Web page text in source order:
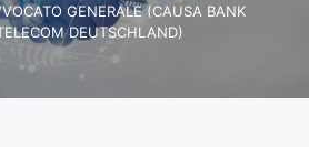
GENERALE (CAUSA BANK
DEUTSCHLAND)